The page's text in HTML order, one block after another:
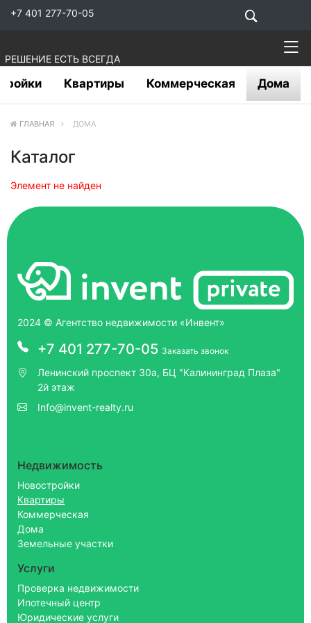
+7 401 277-70-05
РЕШЕНИЕ ЕСТЬ ВСЕГДА
Квартиры Коммерческая Дома
ГЛАВНАЯ ДОМА
Каталог
Элемент не найден
2024 © Агентство недвижимости «Инвент»
+7 401 277-70-05 Заказать звонок
Ленинский проспект 30а, БЦ "Калининград Плаза"
2й этаж
Info@invent-realty.ru
Недвижимость
Новостройки
Квартиры
Коммерческая
Дома
Земельные участки
Услуги
Проверка недвижимости
Ипотечный центр
Юридические услуги